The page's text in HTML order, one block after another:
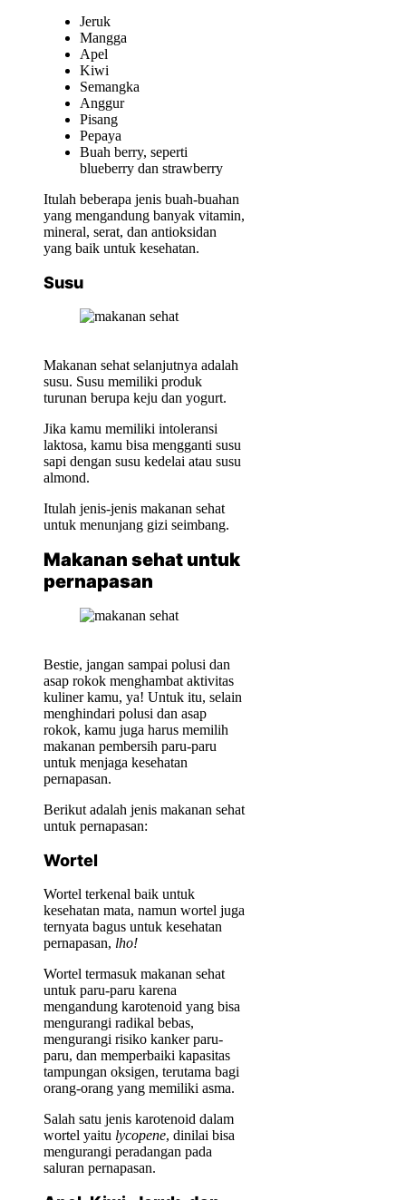
Jeruk
Mangga
Apel
Kiwi
Semangka
Anggur
Pisang
Pepaya
Buah berry, seperti
blueberry dan strawberry
Itulah beberapa jenis buah-buahan
yang mengandung banyak vitamin,
mineral, serat, dan antioksidan
yang baik untuk kesehatan.
Susu
Makanan sehat selanjutnya adalah
susu. Susu memiliki produk
turunan berupa keju dan yogurt.
Jika kamu memiliki intoleransi
laktosa, kamu bisa mengganti susu
sapi dengan susu kedelai atau susu
almond.
Itulah jenis-jenis makanan sehat
untuk menunjang gizi seimbang.
Makanan sehat untuk
pernapasan
Bestie, jangan sampai polusi dan
asap rokok menghambat aktivitas
kuliner kamu, ya! Untuk itu, selain
menghindari polusi dan asap
rokok, kamu juga harus memilih
makanan pembersih paru-paru
untuk menjaga kesehatan
pernapasan.
Berikut adalah jenis makanan sehat
untuk pernapasan:
Wortel
Wortel terkenal baik untuk
kesehatan mata, namun wortel juga
ternyata bagus untuk kesehatan
pernapasan, lho!
Wortel termasuk makanan sehat
untuk paru-paru karena
mengandung karotenoid yang bisa
mengurangi radikal bebas,
mengurangi risiko kanker paru-
paru, dan memperbaiki kapasitas
tampungan oksigen, terutama bagi
orang-orang yang memiliki asma.
Salah satu jenis karotenoid dalam
wortel yaitu lycopene, dinilai bisa
mengurangi peradangan pada
saluran pernapasan.